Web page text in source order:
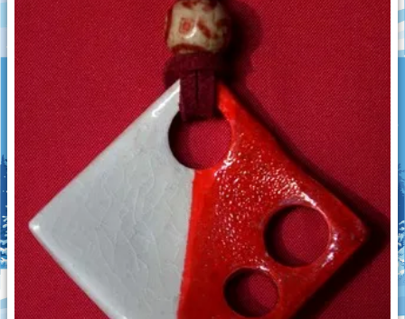
Jouets à tirer
Trotteurs
Oiseaux picoreurs
Grimpeurs
Les culbuteurs
Puzzle
Jouets d'éveil
Créations diverses
Imprimante 3D